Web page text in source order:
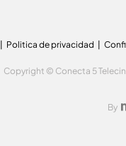
Politica de privacidad
Copyright © Conecta 5
By